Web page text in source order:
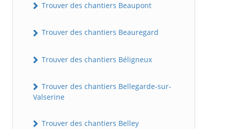
Trouver des chantiers Beaupont
Trouver des chantiers Beauregard
Trouver des chantiers Béligneux
Trouver des chantiers Bellegarde-sur-
Valserine
Trouver des chantiers Belley